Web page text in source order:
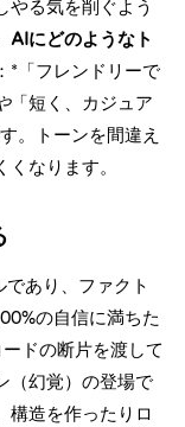
やる気を削ぐよう
AIにどのようなト
：*「フレンドリーで
「短く、カジュア
。トーンを間違え
なります。
あり、ファクト
の自信に満ちた
ドの断片を渡して
（幻覚）の登場で
構造を作ったりロ